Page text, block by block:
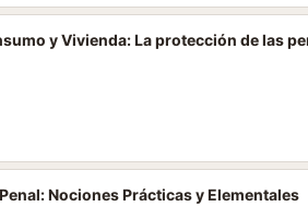
y Vivienda: La protección de las
Nociones Prácticas y Elementales